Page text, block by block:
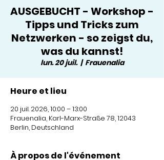
AUSGEBUCHT - Workshop -
Tipps und Tricks zum
Netzwerken - so zeigst du,
was du kannst!
lun. 20 juil.
  |
Frauenalia
Heure et lieu
20 juil. 2026, 10:00 – 13:00
Frauenalia, Karl-Marx-Straße 78, 12043
Berlin, Deutschland
À propos de l'événement